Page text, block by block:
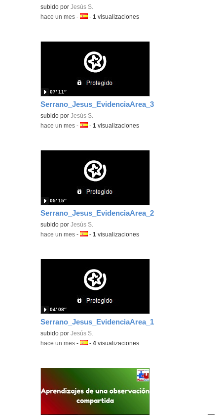
subido porJesús S.
-hace un mes -Idioma:
-1 visualizaciones
Serrano_Jesus_EvidenciaArea_3
subido porJesús S.
07′ 11″
-hace un mes -Idioma:
-1 visualizaciones
Serrano_Jesus_EvidenciaArea_2
subido porJesús S.
05′ 15″
-hace un mes -Idioma:
-1 visualizaciones
Serrano_Jesus_EvidenciaArea_1
subido porJesús S.
04′ 08″
-hace un mes -Idioma:
-4 visualizaciones